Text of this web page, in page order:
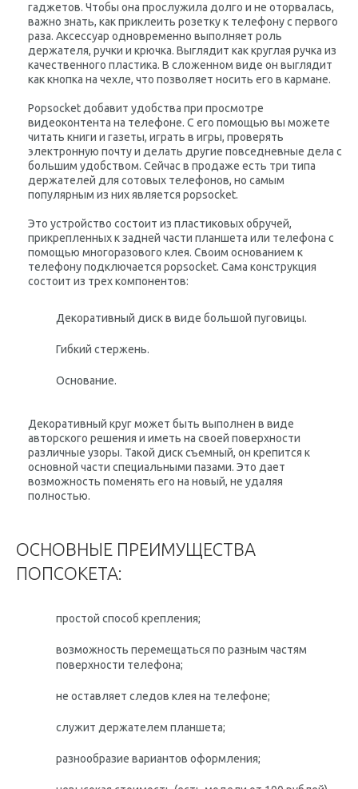
гаджетов. Чтобы она прослужила долго и не оторвалась,
важно знать, как приклеить розетку к телефону с первого
раза. Аксессуар одновременно выполняет роль
держателя, ручки и крючка. Выглядит как круглая ручка из
качественного пластика. В сложенном виде он выглядит
как кнопка на чехле, что позволяет носить его в кармане.
Popsocket добавит удобства при просмотре
видеоконтента на телефоне. С его помощью вы можете
читать книги и газеты, играть в игры, проверять
электронную почту и делать другие повседневные дела с
большим удобством. Сейчас в продаже есть три типа
держателей для сотовых телефонов, но самым
популярным из них является popsocket.
Это устройство состоит из пластиковых обручей,
прикрепленных к задней части планшета или телефона с
помощью многоразового клея. Своим основанием к
телефону подключается popsocket. Сама конструкция
состоит из трех компонентов:
Декоративный диск в виде большой пуговицы.
Гибкий стержень.
Основание.
Декоративный круг может быть выполнен в виде
авторского решения и иметь на своей поверхности
различные узоры. Такой диск съемный, он крепится к
основной части специальными пазами. Это дает
возможность поменять его на новый, не удаляя
полностью.
ОСНОВНЫЕ ПРЕИМУЩЕСТВА
ПОПСОКЕТА:
простой способ крепления;
возможность перемещаться по разным частям
поверхности телефона;
не оставляет следов клея на телефоне;
служит держателем планшета;
разнообразие вариантов оформления;